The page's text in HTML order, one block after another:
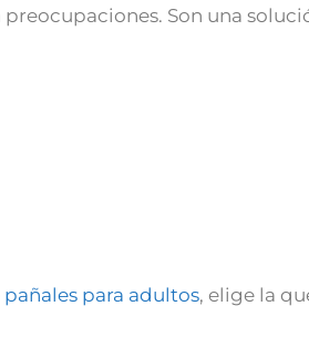
Son una
pañales para adultos, elige la